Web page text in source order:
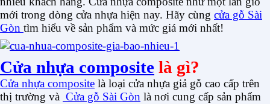
mới trong dòng cửa nhựa hiện nay. Hãy cùng cửa gỗ Sài
Gòn tìm hiểu về sản phẩm và mức giá mới nhất!
Cửa nhựa composite là gì?
Cửa nhựa composite là loại cửa nhựa giả gỗ cao cấp trên
thị trường và Cửa gỗ Sài Gòn là nơi cung cấp sản phẩm